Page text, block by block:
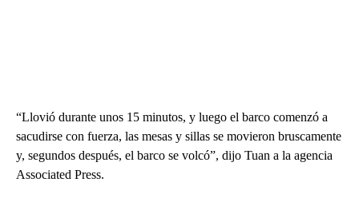
“Llovió durante unos 15 minutos, y luego el barco comenzó a
sacudirse con fuerza, las mesas y sillas se movieron bruscamente
y, segundos después, el barco se volcó”, dijo Tuan a la agencia
Associated Press.